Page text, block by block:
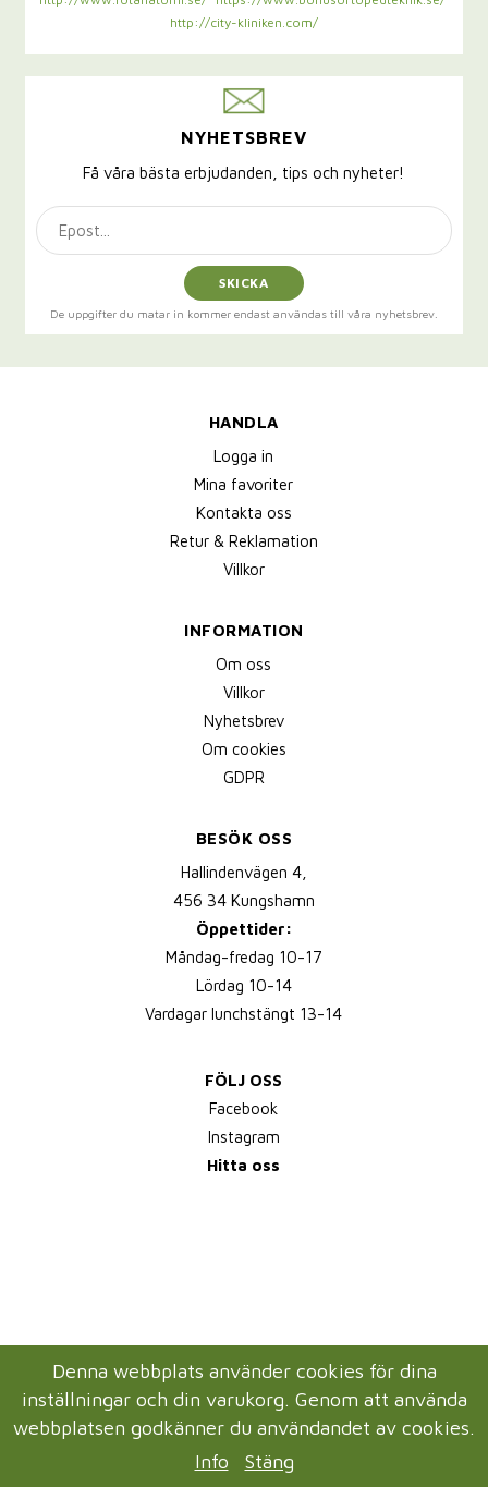
http://city-kliniken.com/
NYHETSBREV
Få våra bästa erbjudanden, tips och nyheter!
SKICKA
De uppgifter du matar in kommer endast användas till våra nyhetsbrev.
HANDLA
Logga in
Mina favoriter
Kontakta oss
Retur & Reklamation
Villkor
INFORMATION
Om oss
Villkor
Nyhetsbrev
Om cookies
GDPR
BESÖK OSS
Hallindenvägen 4,
456 34 Kungshamn
Öppettider:
Måndag-fredag 10-17
Lördag 10-14
Vardagar lunchstängt 13-14
FÖLJ OSS
Facebook
Instagram
Hitta oss
Drift & produktion:Wikinggruppen
Denna webbplats använder cookies för dina
inställningar och din varukorg. Genom att använda
webbplatsen godkänner du användandet av cookies.
Info
Stäng